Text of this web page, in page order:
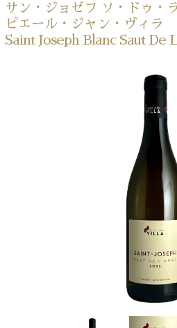
サン・ジョゼフ ソ・ドゥ・
ピエール・ジャン・ヴィラ
Saint Joseph Blanc Saut